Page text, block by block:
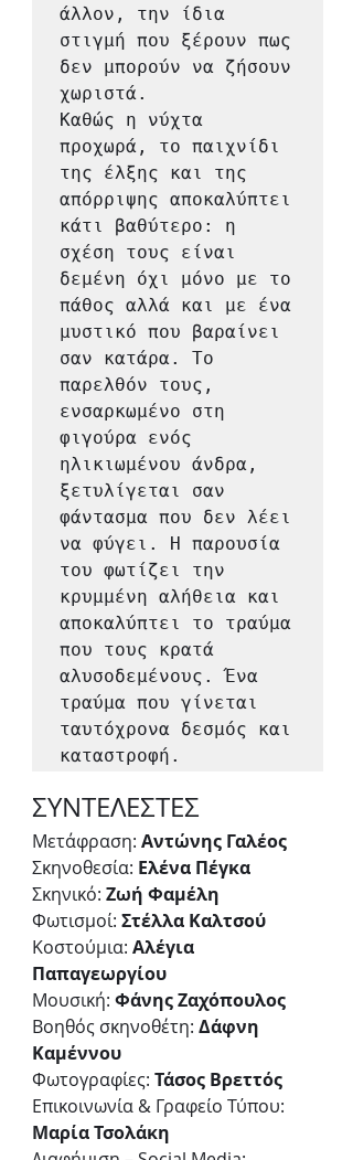
άλλον, την ίδια
στιγμή που ξέρουν πως
δεν μπορούν να ζήσουν
χωριστά.
Καθώς η νύχτα
προχωρά, το παιχνίδι
της έλξης και της
απόρριψης αποκαλύπτει
κάτι βαθύτερο: η
σχέση τους είναι
δεμένη όχι μόνο με το
πάθος αλλά και με ένα
μυστικό που βαραίνει
σαν κατάρα. Το
παρελθόν τους,
ενσαρκωμένο στη
φιγούρα ενός
ηλικιωμένου άνδρα,
ξετυλίγεται σαν
φάντασμα που δεν λέει
να φύγει. Η παρουσία
του φωτίζει την
κρυμμένη αλήθεια και
αποκαλύπτει το τραύμα
που τους κρατά
αλυσοδεμένους. Ένα
τραύμα που γίνεται
ταυτόχρονα δεσμός και
καταστροφή.
ΣΥΝΤΕΛΕΣΤΕΣ
Μετάφραση: Αντώνης Γαλέος
Σκηνοθεσία: Ελένα Πέγκα
Σκηνικό: Ζωή Φαμέλη
Φωτισμοί: Στέλλα Καλτσού
Κοστούμια: Αλέγια
Παπαγεωργίου
Μουσική: Φάνης Ζαχόπουλος
Βοηθός σκηνοθέτη: Δάφνη
Καμέννου
Φωτογραφίες: Τάσος Βρεττός
Επικοινωνία & Γραφείο Τύπου:
Μαρία Τσολάκη